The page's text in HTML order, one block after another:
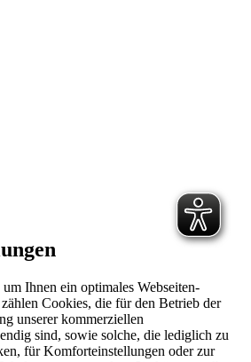
Ihnen ein optimales Webseiten-
Cookies, die für den Betrieb der
unserer kommerziellen
sind, sowie solche, die lediglich zu
für Komforteinstellungen oder zur